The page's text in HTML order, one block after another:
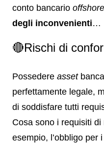
conto bancario offshore
degli inconvenienti…
🔴Rischi di
Possedere asset
perfettamente legale,
di soddisfare tutti
Cosa sono i requisiti
esempio, l’obbligo per